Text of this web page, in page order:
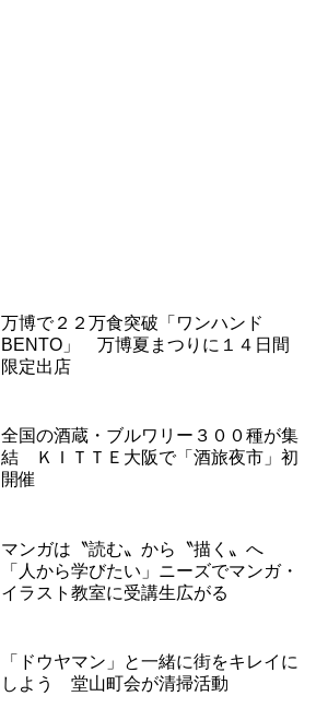
万博で２２万食突破「ワンハンド
BENTO」 万博夏まつりに１４日間
限定出店
全国の酒蔵・ブルワリー３００種が集
結 ＫＩＴＴＥ大阪で「酒旅夜市」初
開催
マンガは〝読む〟から〝描く〟へ
「人から学びたい」ニーズでマンガ・
イラスト教室に受講生広がる
「ドウヤマン」と一緒に街をキレイに
しよう 堂山町会が清掃活動